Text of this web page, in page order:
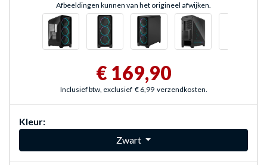
Afbeeldingen kunnen van het origineel afwijken.
€ 169,90
Inclusief btw, exclusief € 6,99 verzendkosten.
Kleur:
Zwart